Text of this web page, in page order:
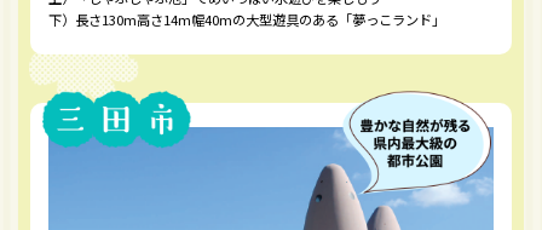
下）長さ130m高さ14m幅40mの大型遊具のある「夢っこランド」